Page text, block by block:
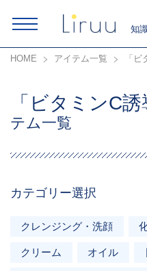
知
HOME アイテム一覧 「
「ビタミンC誘
テム一覧
カテゴリー選択
クレンジング・洗顔
クリーム オイル